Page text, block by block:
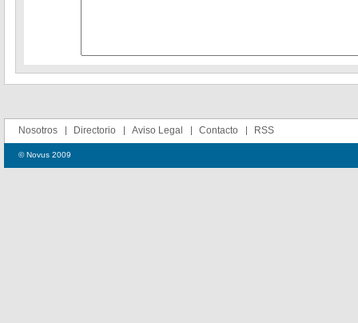
Nosotros Directorio Aviso Legal Contacto RSS
© Novus 2009